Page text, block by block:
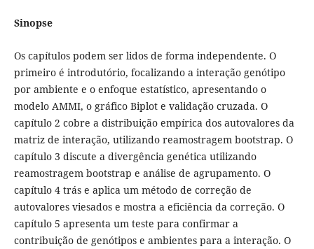
Sinopse
Os capítulos podem ser lidos de forma independente. O
primeiro é introdutório, focalizando a interação genótipo
por ambiente e o enfoque estatístico, apresentando o
modelo AMMI, o gráfico Biplot e validação cruzada. O
capítulo 2 cobre a distribuição empírica dos autovalores da
matriz de interação, utilizando reamostragem bootstrap. O
capítulo 3 discute a divergência genética utilizando
reamostragem bootstrap e análise de agrupamento. O
capítulo 4 trás e aplica um método de correção de
autovalores viesados e mostra a eficiência da correção. O
capítulo 5 apresenta um teste para confirmar a
contribuição de genótipos e ambientes para a interação. O